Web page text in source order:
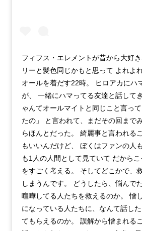
フィフス・エレメントが昔から大好き
リーと髪色同じかもと思って よれよ
オールを着だす22時。 ヒロアカにハ
が、 一緒にハマってる友達と話して
ゃんてオールマイトと同じこと言っ
たの」 と言われて、まだその回まで
らほんとだった。 綺麗事と言われる
もいいんだけど、 ぼくはファンの人
も1人の人間として見ていて だから
をすごく考える。 そしてどこかで、
しまうんです。 どうしたら、悩んで
喧嘩してる人たちを救えるのか。 憎
になっている人たちに、なんて話し
てもらえるのか。 誤解から憎まれる